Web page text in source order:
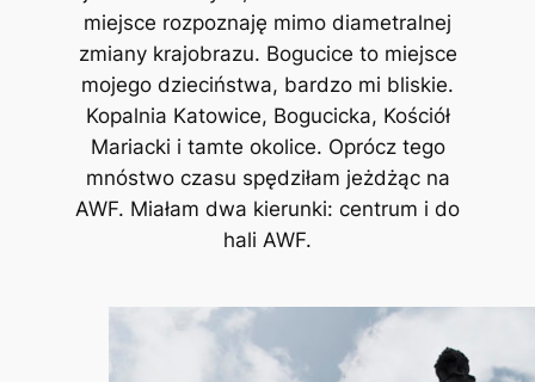
miejsce rozpoznaję mimo diametralnej
zmiany krajobrazu. Bogucice to miejsce
mojego dzieciństwa, bardzo mi bliskie.
Kopalnia Katowice, Bogucicka, Kościół
Mariacki i tamte okolice. Oprócz tego
mnóstwo czasu spędziłam jeżdżąc na
AWF. Miałam dwa kierunki: centrum i do
hali AWF.